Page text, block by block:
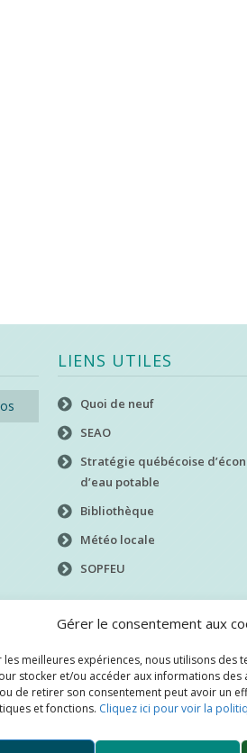
Gérer le consentement aux
meilleures expériences, nous utilisons des
stocker et/ou accéder aux informations des
de retirer son consentement peut avoir un
et fonctions. Cliquez ici pour voir la
LIENS UTILES
Quoi de neuf
SEAO
Stratégie québécoise
d’eau potable
Bibliothèque
Météo locale
SOPFEU